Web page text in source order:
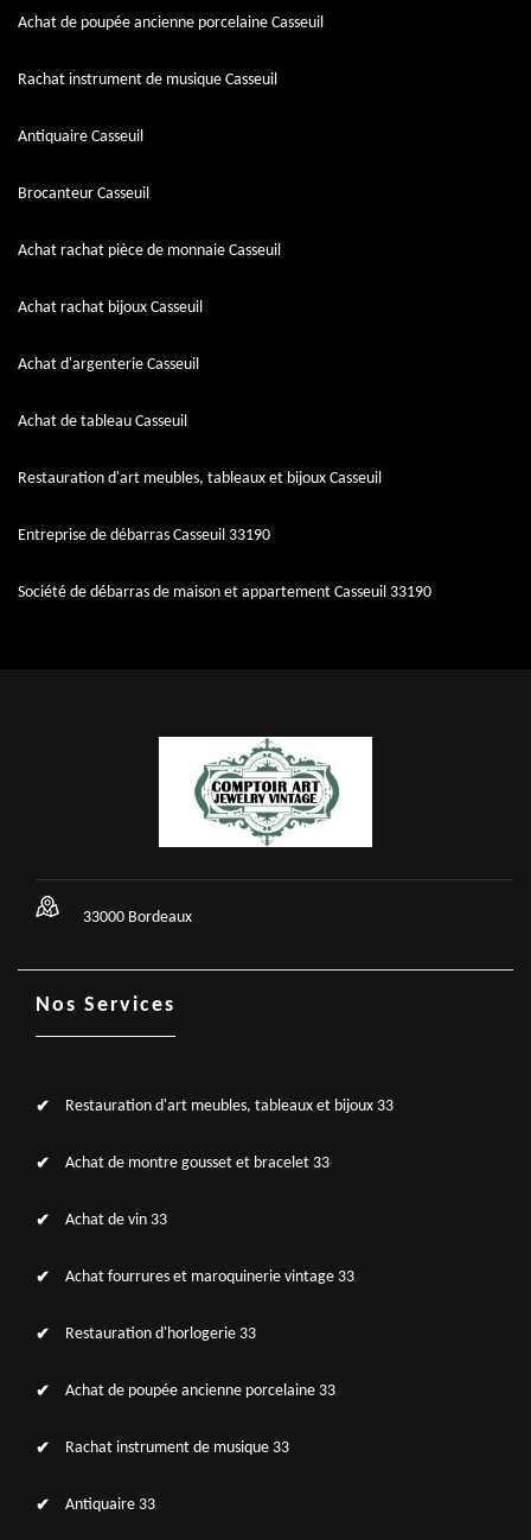
Achat de poupée ancienne porcelaine Casseuil
Rachat instrument de musique Casseuil
Antiquaire Casseuil
Brocanteur Casseuil
Achat rachat pièce de monnaie Casseuil
Achat rachat bijoux Casseuil
Achat d'argenterie Casseuil
Achat de tableau Casseuil
Restauration d'art meubles, tableaux et bijoux Casseuil
Entreprise de débarras Casseuil 33190
Société de débarras de maison et appartement Casseuil 33190
33000 Bordeaux
Nos Services
Restauration d'art meubles, tableaux et bijoux 33
Achat de montre gousset et bracelet 33
Achat de vin 33
Achat fourrures et maroquinerie vintage 33
Restauration d'horlogerie 33
Achat de poupée ancienne porcelaine 33
Rachat instrument de musique 33
Antiquaire 33